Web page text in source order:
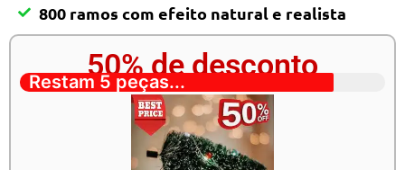
800 ramos com efeito natural e realista
50% de desconto
Restam 5 peças...